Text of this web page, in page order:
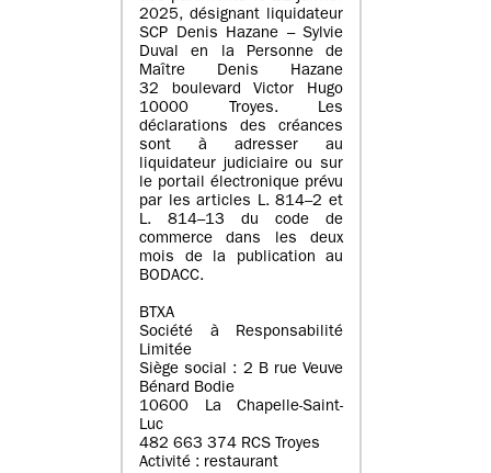
2025, désignant liquidateur
SCP Denis Hazane – Sylvie
Duval en la Personne de
Maître Denis Hazane
32 boulevard Victor Hugo
10000 Troyes. Les
déclarations des créances
sont à adresser au
liquidateur judiciaire ou sur
le portail électronique prévu
par les articles L. 814–2 et
L. 814–13 du code de
commerce dans les deux
mois de la publication au
BODACC.
BTXA
Société à Responsabilité
Limitée
Siège social : 2 B rue Veuve
Bénard Bodie
10600 La Chapelle-Saint-
Luc
482 663 374 RCS Troyes
Activité : restaurant